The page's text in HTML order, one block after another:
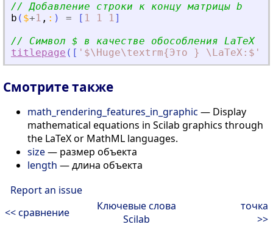
// Добавление строки к концу матрицы b
b ( $+1 , : ) = [ 1 1 1]
// Символ $ в качестве обособления LaTeX
titlepage ( [ ' $\Huge\textrm{Это } \LaTeX:$ '
Смотрите также
math_rendering_features_in_graphic — Display
mathematical equations in Scilab graphics through
the LaTeX or MathML languages.
size— размер объекта
length — длина объекта
Report an issue
<< сравнение
Ключевые слова
Scilab
точка
>>